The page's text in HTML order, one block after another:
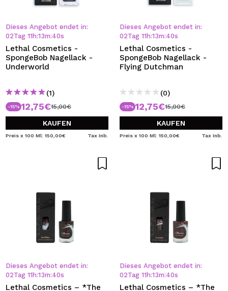
Dieses Angebot endet in:
02Tag 11 h:13m:39s
Lethal Cosmetics -
SpongeBob Nagellack -
Underworld
(1)
-15% 12,75€15,00€
KAUFEN
Preis x 100 Ml: 150,00€ Tax Inb.
Dieses Angebot endet in:
02Tag 11 h:13m:39s
Lethal Cosmetics -
SpongeBob Nagellack -
Flying Dutchman
(0)
-15% 12,75€15,00€
KAUFEN
Preis x 100 Ml: 150,00€ Tax Inb.
Dieses Angebot endet in:
02Tag 11 h:13m:39s
Lethal Cosmetics – *The
Dieses Angebot endet in:
02Tag 11 h:13m:39s
Lethal Cosmetics – *The